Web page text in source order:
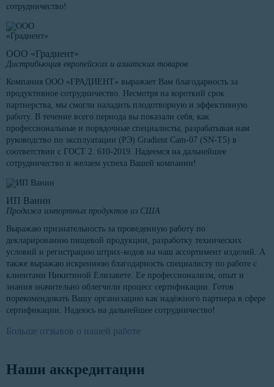
сотрудничество!
ООО «Градиент»
Дистрибьюция европейских и азиатских товаров
Компания ООО «ГРАДИЕНТ» выражает Вам благодарность за
продуктивное сотрудничество. Несмотря на короткий срок
партнерства, мы смогли наладить плодотворную и эффективную
работу. В течение всего периода вы показали себя, как
профессиональные и порядочные специалисты, разрабатывая нам
руководство по эксплуатации (РЭ) Gradient Cam-07 (SN-T5) в
соответствии с ГОСТ 2. 610-2019. Надеемся на дальнейшее
сотрудничество и желаем успеха Вашей компании!
ИП Ванин
Продажа импортных продуктов из США
Выражаю признательность за проведенную работу по
декларированию пищевой продукции, разработку технических
условий и регистрацию штрих-кодов на наш ассортимент изделий. А
также выражаю искреннюю благодарность специалисту по работе с
клиентами Никитиной Елизавете. Ее профессионализм, опыт и
знания значительно облегчили процесс сертификации. Готов
порекомендовать Вашу организацию как надёжного партнера в сфере
сертификации. Надеюсь на дальнейшее сотрудничество!
Больше отзывов о нашей работе
Наши аккредитации